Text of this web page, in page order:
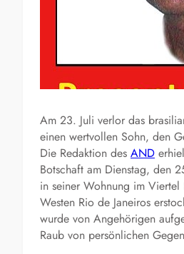
Am 23. Juli verlor das
einen wertvollen Sohn, den
Die Redaktion des AND
Botschaft am Dienstag, den
in seiner Wohnung im
Westen Rio de Janeiros
wurde von Angehörigen
Raub von persönlichen